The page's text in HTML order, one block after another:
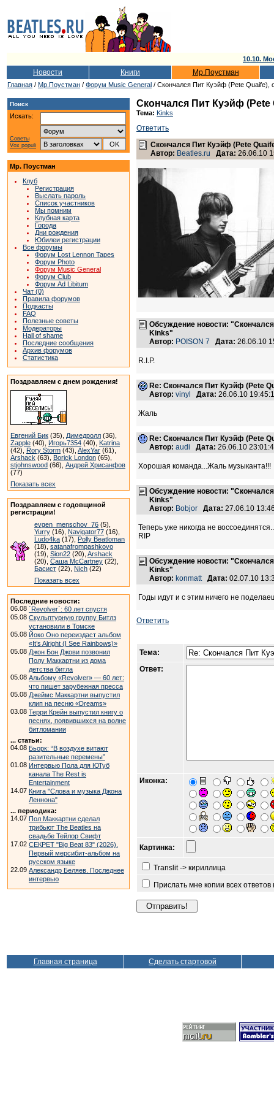
10.10.
Новости Книги Мр.Поустман
Главная / Мр.Поустман / Форум Music General / Скончался Пит Куэйф (Pete Quaife),
Поиск
Искать:
Советы
Vox populi
Мр. Поустман
Клуб
Регистрация
Выслать пароль
Список участников
Мы помним
Клубная карта
Города
Дни рождения
Юбилеи регистрации
Все форумы
Форум Lost Lennon Tapes
Форум Photo
Форум Music General
Форум Club
Форум Ad Libitum
Чат (0)
Правила форумов
Подкасты
FAQ
Полезные советы
Модераторы
Hall of shame
Последние сообщения
Архив форумов
Статистика
Поздравляем с днем рождения!
Евгений Бик (35), Димедролл (36),
Zapple (40), Игорь7354 (40), Katrina
(42), Rory Storm (43), AlexYar (61),
Arshack (63), Borick London (65),
stjohnswood (66), Андрей Хрисанфов
(77)
Показать всех
Поздравляем с годовщиной
регистрации!
evgen_menschov_76 (5),
Yurry (16), Navigator77 (16),
Ludo4ka (17), Polly Beatloman
(18), satanafrompashkovo
(19), Sion22 (20), Arshack
(20), Саша McCartney (22),
Басист (22), Nich (22)
Показать всех
Последние новости:
06.08 `Revolver`: 60 лет спустя
05.08 Скульптурную группу Битлз
установили в Томске
05.08 Йоко Оно переиздаст альбом
«It’s Alright (I See Rainbows)»
05.08 Джон Бон Джови позвонил
Полу Маккартни из дома
детства битла
05.08 Альбому «Revolver» — 60 лет:
что пишет зарубежная пресса
05.08 Джеймс Маккартни выпустил
клип на песню «Dreams»
03.08 Терри Крейн выпустил книгу о
песнях, появившихся на волне
битломании
... статьи:
04.08 Бьорк: “В воздухе витают
разительные перемены”
01.08 Интервью Пола для ЮТуб
канала The Rest is
Entertainment
14.07 Книга "Слова и музыка Джона
Леннона"
... периодика:
14.07 Пол Маккартни сделал
трибьют The Beatles на
свадьбе Тейлор Свифт
17.02 СЕКРЕТ "Big Beat 83" (2026).
Первый мерсибит-альбом на
русском языке
22.09 Александр Беляев. Последнее
интервью
Скончался Пит Куэйф (Pete
Тема: Kinks
Ответить
Скончался Пит Куэйф (Pete
Автор: Beatles.ru Дата: 26.06.10
Обсуждение новости:
Kinks"
Автор: POISON 7 Дата: 26.06.10
R.I.P.
Re: Скончался Пит Куэйф (Pete
Автор: vinyl Дата: 26.06.10
Жаль
Re: Скончался Пит Куэйф (Pete
Автор: audi Дата: 26.06.10
Хорошая команда...Жаль музыканта!!!
Обсуждение новости:
Kinks"
Автор: Bobjor Дата: 27.06.10
Теперь уже никогда не
RIP
Обсуждение новости:
Kinks"
Автор: konmatt Дата: 02.07.10
Годы идут и с этим ничего не
Ответить
Тема:
Ответ:
Иконка:
Картинка:
Translit -> кириллица
Прислать мне копии всех
Главная страница Сделать стартовой